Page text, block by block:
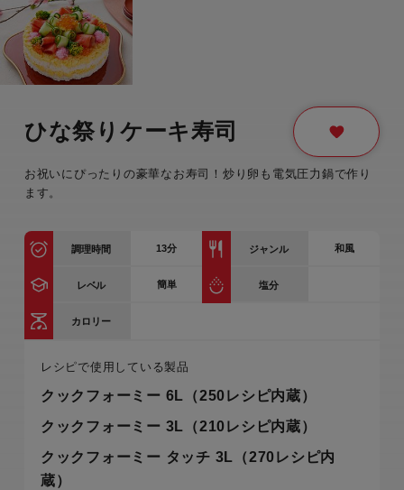
ひな祭りケーキ寿司
お祝いにぴったりの豪華なお寿司！炒り卵も電気圧力鍋で作り
ます。
調理時間 13分 ジャンル 和風
レベル 簡単 塩分
カロリー
レシピで使用している製品
クックフォーミー 6L（250レシピ内蔵）
クックフォーミー 3L（210レシピ内蔵）
クックフォーミー タッチ 3L（270レシピ内
蔵）